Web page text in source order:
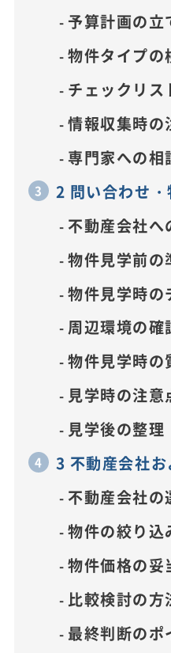
予算計画の立
物件タイプの
チェックリス
情報収集時の
専門家への相
2 問い合わせ
不動産会社へ
物件見学前の
物件見学時の
周辺環境の確
物件見学時の
見学時の注意
見学後の整理
3 不動産会社
不動産会社の
物件の絞り込
物件価格の妥
比較検討の方
最終判断のポ